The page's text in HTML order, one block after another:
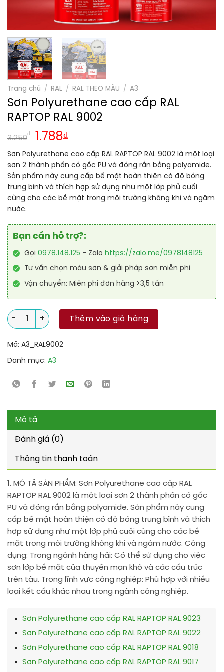
Trang chủ / RAL / RAL THEO MÀU / A3
Sơn Polyurethane cao cấp RAL
RAPTOP RAL 9002
3.250
₫ 1.788₫
Sơn Polyurethane cao cấp RAL RAPTOP RAL 9002 là một loại
sơn 2 thành phần có gốc PU và đóng rắn bằng polyamide.
Sản phẩm này cung cấp bề mặt hoàn thiện có độ bóng
trung bình và thích hợp sử dụng như một lớp phủ cuối
cùng cho các bề mặt trong môi trường không khí và ngâm
nước.
Bạn cần hỗ trợ?:
Gọi 0978.148.125 - Zalo https://zalo.me/0978148125
Tư vấn chọn màu sơn & giải pháp sơn miễn phí
Vận chuyển: Miễn phí đơn hàng >3,5 tấn
Sơn Polyurethane cao cấp RAL RAPTOP RAL 9002 số lượng
Thêm vào giỏ hàng
Mã: A3_RAL9002
Danh mục: A3
Mô tả
Đánh giá (0)
Thông tin thanh toán
1. MÔ TẢ SẢN PHẨM: Sơn Polyurethane cao cấp RAL
RAPTOP RAL 9002 là một loại sơn 2 thành phần có gốc
PU và đóng rắn bằng polyamide. Sản phẩm này cung
cấp bề mặt hoàn thiện có độ bóng trung bình và thích
hợp sử dụng như một lớp phủ cuối cùng cho các bề
mặt trong môi trường không khí và ngâm nước. Công
dụng: Trong ngành hàng hải: Có thể sử dụng cho việc
sơn lớp bề mặt của thuyền mạn khô và các cấu trúc
trên tàu. Trong lĩnh vực công nghiệp: Phù hợp với nhiều
loại kết cấu khác nhau trong ngành công nghiệp.
Sơn Polyurethane cao cấp RAL RAPTOP RAL 9023
Sơn Polyurethane cao cấp RAL RAPTOP RAL 9022
Sơn Polyurethane cao cấp RAL RAPTOP RAL 9018
Sơn Polyurethane cao cấp RAL RAPTOP RAL 9017